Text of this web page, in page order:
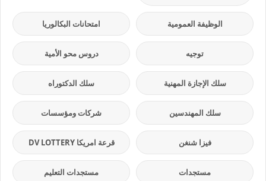
الوظيفة العمومية امتحانات البكالوريا
توجيه دروس محو الأمية
سلك الإجازة المهنية سلك الدكتوراه
سلك المهندسين شركات ومؤسسات
فيزا شنغن قرعة امريكا DV LOTTERY
مستجدات مستجدات التعليم